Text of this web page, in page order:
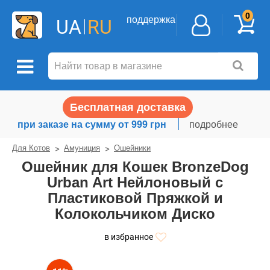
UA RU поддержка 0
Бесплатная доставка
при заказе на сумму от 999 грн подробнее
Для Котов Амуниция Ошейники
Ошейник для Кошек BronzeDog
Urban Art Нейлоновый с
Пластиковой Пряжкой и
Колокольчиком Диско
в избранное